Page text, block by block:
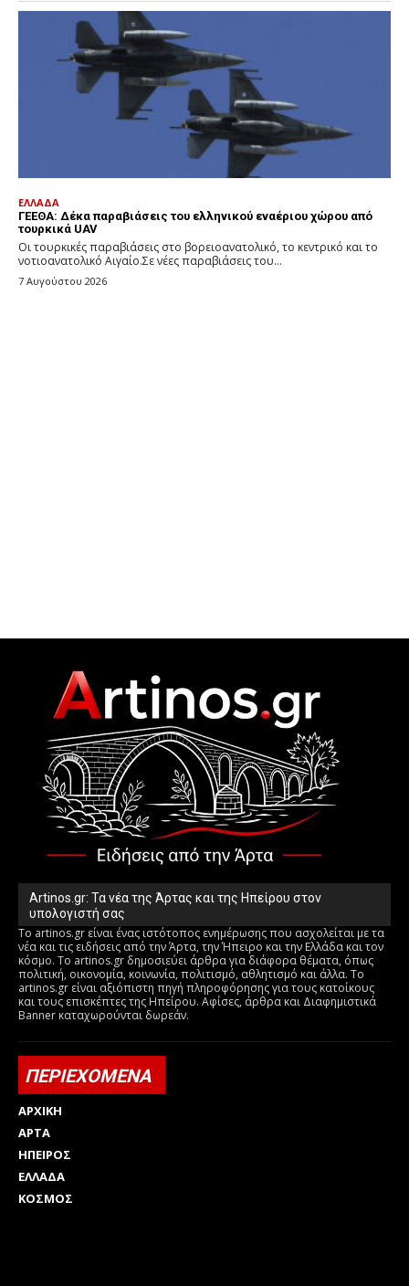
Artinos.gr: Τα νέα της Άρτας και της Ηπείρου στον
υπολογιστή σας
Το artinos.gr είναι ένας ιστότοπος ενημέρωσης που ασχολείται με τα
νέα και τις ειδήσεις από την Άρτα, την Ήπειρο και την Ελλάδα και τον
κόσμο. Το artinos.gr δημοσιεύει άρθρα για διάφορα θέματα, όπως
πολιτική, οικονομία, κοινωνία, πολιτισμό, αθλητισμό και άλλα. Το
artinos.gr είναι αξιόπιστη πηγή πληροφόρησης για τους κατοίκους
και τους επισκέπτες της Ηπείρου. Αφίσες, άρθρα και Διαφημιστικά
Banner καταχωρούνται δωρεάν.
ΠΕΡΙΕΧΟΜΕΝΑ
ΑΡΧΙΚΗ
ΑΡΤΑ
ΗΠΕΙΡΟΣ
ΕΛΛΑΔΑ
ΚΟΣΜΟΣ